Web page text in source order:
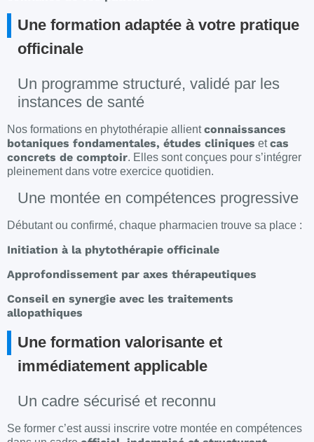
Une formation adaptée à votre pratique
officinale
Un programme structuré, validé par les
instances de santé
Nos formations en phytothérapie allientconnaissances
botaniques fondamentales, études cliniques etcas
concrets de comptoir. Elles sont conçues pour s’intégrer
pleinement dans votre exercice quotidien.
Une montée en compétences progressive
Débutant ou confirmé, chaque pharmacien trouve sa place :
Initiation à la phytothérapie officinale
Approfondissement par axes thérapeutiques
Conseil en synergie avec les traitements
allopathiques
Une formation valorisante et
immédiatement applicable
Un cadre sécurisé et reconnu
Se former c’est aussi inscrire votre montée en compétences